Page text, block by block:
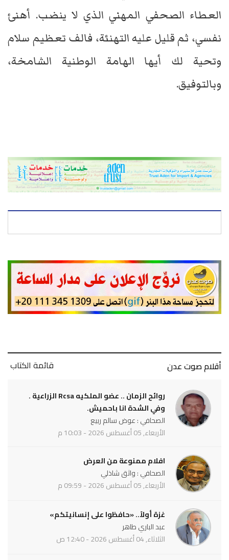
العطاء الصحفي المهني الذي لا ينضب. أهنئ
نفسي، ثم قليل عليه التهنئة، فالف تعظيم سلام
وتحية لك أيها الهامة الوطنية الشامخة،
وبالتوفيق.
أقلام صوت عدن قائمة الكتاب
روائح الزمان .. عضو الملكيه Rcsa الزراعية .
وفي الشدة انا باحميش.
الصحافي : عوض سالم ربيع
الأربعاء, 05 أغسطس 2026 - 10:03 م
افلام ممنوعة من العرض
الصحافي : واثق شاذلي
الأربعاء, 05 أغسطس 2026 - 09:59 م
غزة أولاً.. «حافظوا على إنسانيتكم»
عبد الباري طاهر
الثلاثاء, 04 أغسطس 2026 - 12:40 ص